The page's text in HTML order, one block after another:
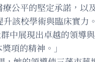
公平的堅定承諾，
該校學術與臨床實力。
展現出卓越的領導
項的精神。」